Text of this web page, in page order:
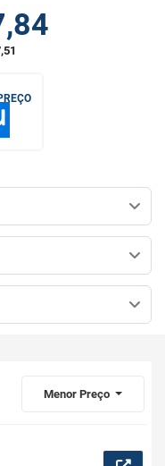
Menor Preço